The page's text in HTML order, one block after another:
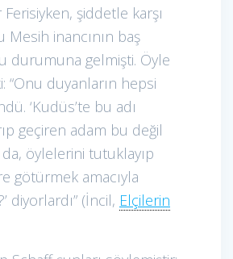
şiddetle karşı
Mesih inancının baş
durumuna gelmişti. Öyle
“Onu duyanların hepsi
‘Kudüs’te bu adı
geçiren adam bu değil
öylelerini tutuklayıp
götürmek amacıyla
diyorlardı” (İncil, Elçilerin